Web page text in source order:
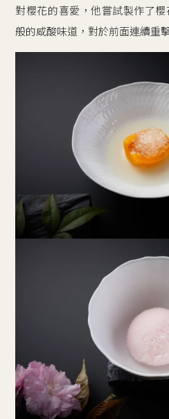
對櫻花的喜愛，他嘗試製作了
般的咸酸味道，對於前面連續重